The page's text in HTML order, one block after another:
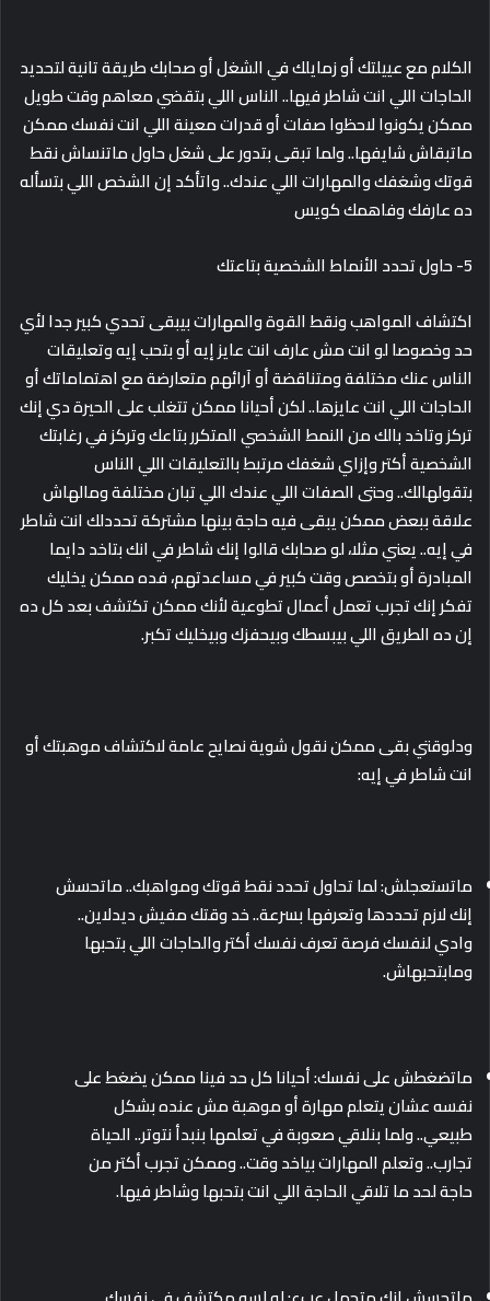
الكلام مع عييلتك أو زمايلك في الشغل أو صحابك طريقة تانية لتحديد
الحاجات اللي انت شاطر فيها.. الناس اللي بتقضي معاهم وقت طويل
ممكن يكونوا لاحظوا صفات أو قدرات معينة اللي انت نفسك ممكن
ماتبقاش شايفها.. ولما تبقى بتدور على شغل حاول ماتنساش نقط
قوتك وشغفك والمهارات اللي عندك.. واتأكد إن الشخص اللي بتسأله
ده عارفك وفاهمك كويس
5- حاول تحدد الأنماط الشخصية بتاعتك
اكتشاف المواهب ونقط القوة والمهارات بيبقى تحدي كبير جدا لأي
حد وخصوصا لو انت مش عارف انت عايز إيه أو بتحب إيه وتعليقات
الناس عنك مختلفة ومتناقضة أو آرائهم متعارضة مع اهتماماتك أو
الحاجات اللي انت عايزها.. لكن أحيانا ممكن تتغلب على الحيرة دي إنك
تركز وتاخد بالك من النمط الشخصي المتكرر بتاعك وتركز في رغابتك
الشخصية أكتر وإزاي شغفك مرتبط بالتعليقات اللي الناس
بتقولهالك.. وحتى الصفات اللي عندك اللي تبان مختلفة ومالهاش
علاقة ببعض ممكن يبقى فيه حاجة بينها مشتركة تحددلك انت شاطر
في إيه.. يعني مثلا، لو صحابك قالوا إنك شاطر في انك بتاخد دايما
المبادرة أو بتخصص وقت كبير في مساعدتهم، فده ممكن يخليك
تفكر إنك تجرب تعمل أعمال تطوعية لأنك ممكن تكتشف بعد كل ده
إن ده الطريق اللي بيبسطك وبيحفزك وبيخليك تكبر.
ودلوقتي بقى ممكن نقول شوية نصايح عامة لاكتشاف موهبتك أو
انت شاطر في إيه:
ماتستعجلش: لما تحاول تحدد نقط قوتك ومواهبك.. ماتحسش
إنك لازم تحددها وتعرفها بسرعة.. خد وقتك مفيش ديدلاين..
وادي لنفسك فرصة تعرف نفسك أكتر والحاجات اللي بتحبها
ومابتحبهاش.
ماتضغطش على نفسك: أحيانا كل حد فينا ممكن يضغط على
نفسه عشان يتعلم مهارة أو موهبة مش عنده بشكل
طبيعي.. ولما بنلاقي صعوبة في تعلمها بنبدأ نتوتر.. الحياة
تجارب.. وتعلم المهارات بياخد وقت.. وممكن تجرب أكتر من
حاجة لحد ما تلاقي الحاجة اللي انت بتحبها وشاطر فيها.